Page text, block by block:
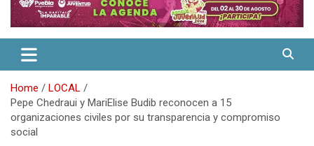
Home
LOCAL
Pepe Chedraui y MariElise Budib reconocen a 15
organizaciones civiles por su transparencia y compromiso
social